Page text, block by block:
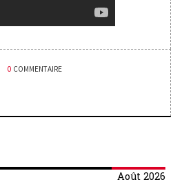
Août 2026
0 COMMENTAIRE